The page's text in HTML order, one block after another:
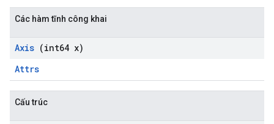
Các hàm tĩnh công khai
Axis (int64 x)
Attrs
Cấu trúc